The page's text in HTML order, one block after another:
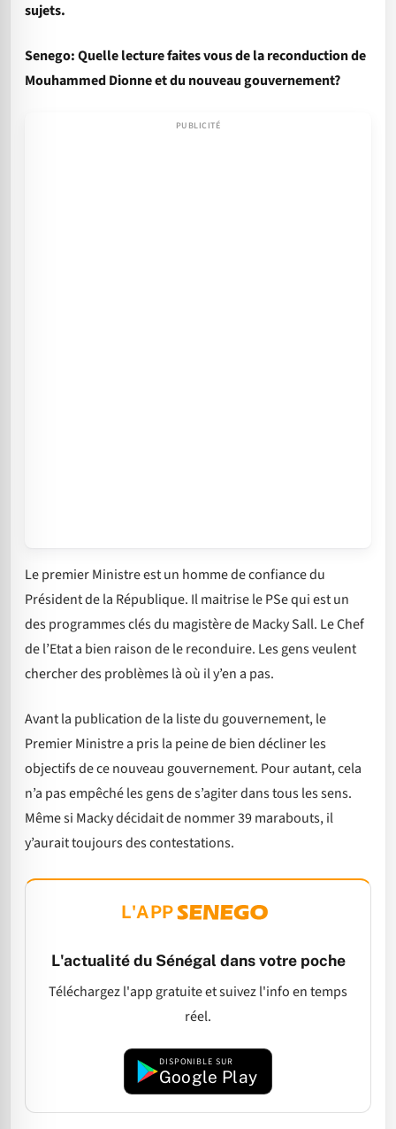
sujets.
Senego: Quelle lecture faites vous de la reconduction de
Mouhammed Dionne et du nouveau gouvernement?
Le premier Ministre est un homme de confiance du
Président de la République. Il maitrise le PSe qui est un
des programmes clés du magistère de Macky Sall. Le Chef
de l’Etat a bien raison de le reconduire. Les gens veulent
chercher des problèmes là où il y’en a pas.
Avant la publication de la liste du gouvernement, le
Premier Ministre a pris la peine de bien décliner les
objectifs de ce nouveau gouvernement. Pour autant, cela
n’a pas empêché les gens de s’agiter dans tous les sens.
Même si Macky décidait de nommer 39 marabouts, il
y’aurait toujours des contestations.
L'APP
L'actualité du Sénégal dans votre poche
Téléchargez l'app gratuite et suivez l'info en temps
réel.
DISPONIBLE SUR
Google Play